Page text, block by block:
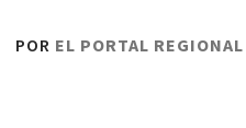
POR EL PORTAL REGIONAL